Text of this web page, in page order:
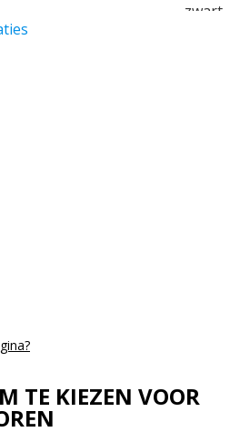
zwart
2 valves per cilinder
TE KIEZEN VOOR